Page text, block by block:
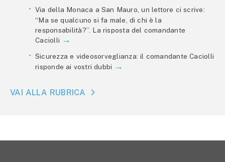
Via della Monaca a San Mauro, un lettore ci scrive:
“Ma se qualcuno si fa male, di chi è la
responsabilità?”. La risposta del comandante
Caciolli
Sicurezza e videosorveglianza: il comandante Caciolli
risponde ai vostri dubbi
VAI ALLA RUBRICA